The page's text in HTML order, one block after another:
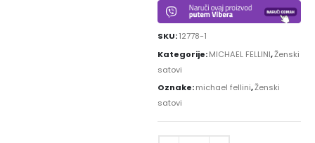
SKU:12778-1
Kategorije:MICHAEL FELLINI,Ženski
satovi
Oznake:michael fellini,Ženski
satovi